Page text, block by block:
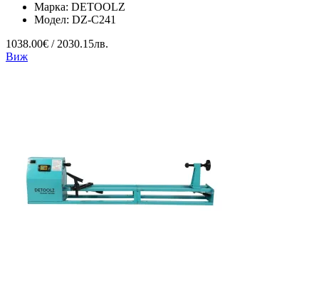
Марка: DETOOLZ
Модел: DZ-C241
1038.00€ / 2030.15лв.
Виж